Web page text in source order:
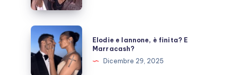
paradiso
scritta
per
Laura
Pausini?
Elodie
e
Iannone,
Elodie e Iannone, è finita? E
Marracash?
Dicembre 29, 2025